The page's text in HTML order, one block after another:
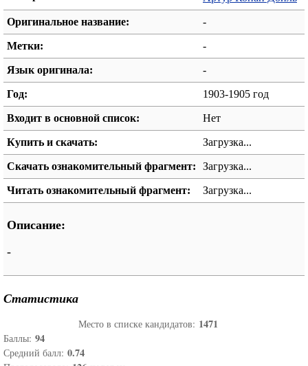
Оригинальное название: -
Метки: -
Язык оригинала: -
Год: 1903-1905 год
Входит в основной список: Нет
Купить и скачать: Загрузка...
Скачать ознакомительный фрагмент: Загрузка...
Читать ознакомительный фрагмент: Загрузка...
Описание:
-
Статистика
Место в списке кандидатов: 1471
Баллы: 94
Средний балл: 0.74